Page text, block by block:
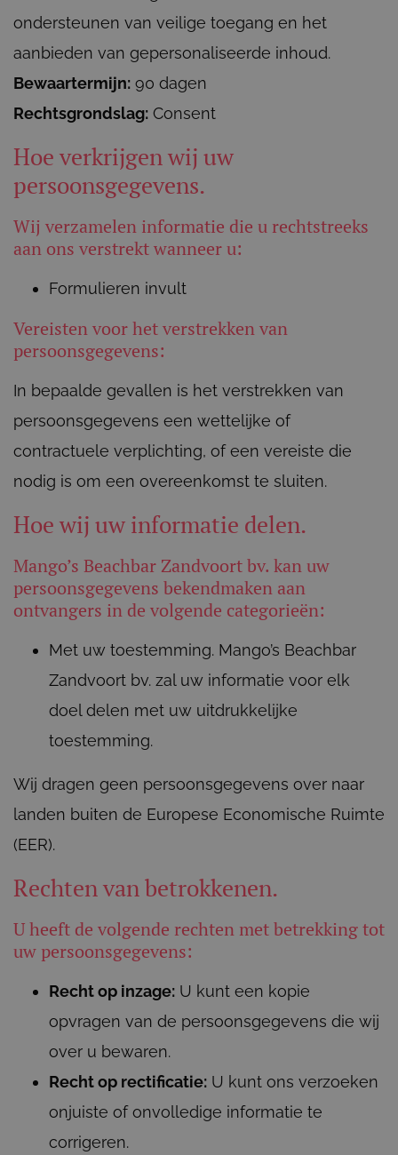
ondersteunen van veilige toegang en het
aanbieden van gepersonaliseerde inhoud.
Bewaartermijn: 90 dagen
Rechtsgrondslag: Consent
Hoe verkrijgen wij uw
persoonsgegevens.
Wij verzamelen informatie die u rechtstreeks
aan ons verstrekt wanneer u:
Formulieren invult
Vereisten voor het verstrekken van
persoonsgegevens:
In bepaalde gevallen is het verstrekken van
persoonsgegevens een wettelijke of
contractuele verplichting, of een vereiste die
nodig is om een overeenkomst te sluiten.
Hoe wij uw informatie delen.
Mango’s Beachbar Zandvoort bv. kan uw
persoonsgegevens bekendmaken aan
ontvangers in de volgende categorieën:
Met uw toestemming. Mango’s Beachbar
Zandvoort bv. zal uw informatie voor elk
doel delen met uw uitdrukkelijke
toestemming.
Wij dragen geen persoonsgegevens over naar
landen buiten de Europese Economische Ruimte
(EER).
Rechten van betrokkenen.
U heeft de volgende rechten met betrekking tot
uw persoonsgegevens:
Recht op inzage: U kunt een kopie
opvragen van de persoonsgegevens die wij
over u bewaren.
Recht op rectificatie: U kunt ons verzoeken
onjuiste of onvolledige informatie te
corrigeren.